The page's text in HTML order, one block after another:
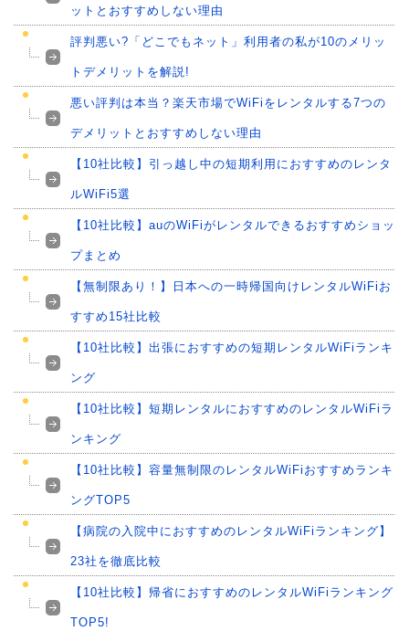
ットとおすすめしない理由
評判悪い?「どこでもネット」利用者の私が10のメリッ
トデメリットを解説!
悪い評判は本当？楽天市場でWiFiをレンタルする7つの
デメリットとおすすめしない理由
【10社比較】引っ越し中の短期利用におすすめのレンタ
ルWiFi5選
【10社比較】auのWiFiがレンタルできるおすすめショッ
プまとめ
【無制限あり！】日本への一時帰国向けレンタルWiFiお
すすめ15社比較
【10社比較】出張におすすめの短期レンタルWiFiランキ
ング
【10社比較】短期レンタルにおすすめのレンタルWiFiラ
ンキング
【10社比較】容量無制限のレンタルWiFiおすすめランキ
ングTOP5
【病院の入院中におすすめのレンタルWiFiランキング】
23社を徹底比較
【10社比較】帰省におすすめのレンタルWiFiランキング
TOP5!